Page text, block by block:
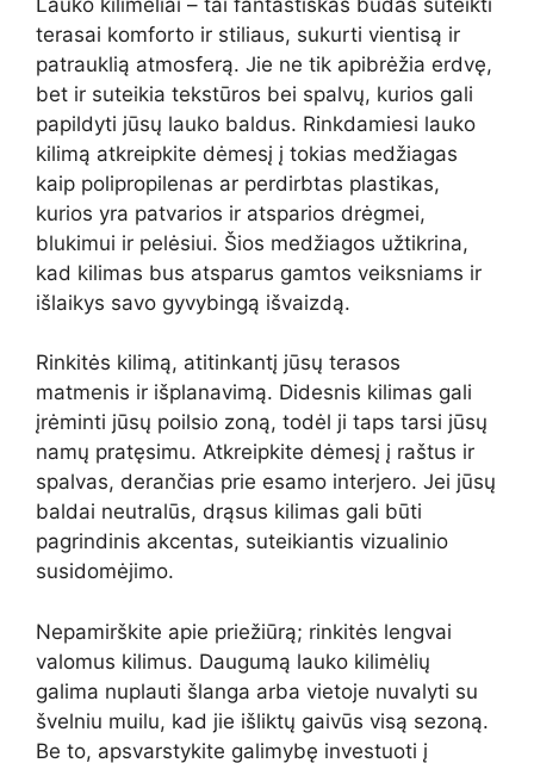
terasai komforto ir stiliaus, sukurti vientisą ir
patrauklią atmosferą. Jie ne tik apibrėžia erdvę,
bet ir suteikia tekstūros bei spalvų, kurios gali
papildyti jūsų lauko baldus. Rinkdamiesi lauko
kilimą atkreipkite dėmesį į tokias medžiagas
kaip polipropilenas ar perdirbtas plastikas,
kurios yra patvarios ir atsparios drėgmei,
blukimui ir pelėsiui. Šios medžiagos užtikrina,
kad kilimas bus atsparus gamtos veiksniams ir
išlaikys savo gyvybingą išvaizdą.
Rinkitės kilimą, atitinkantį jūsų terasos
matmenis ir išplanavimą. Didesnis kilimas gali
įrėminti jūsų poilsio zoną, todėl ji taps tarsi jūsų
namų pratęsimu. Atkreipkite dėmesį į raštus ir
spalvas, derančias prie esamo interjero. Jei jūsų
baldai neutralūs, drąsus kilimas gali būti
pagrindinis akcentas, suteikiantis vizualinio
susidomėjimo.
Nepamirškite apie priežiūrą; rinkitės lengvai
valomus kilimus. Daugumą lauko kilimėlių
galima nuplauti šlanga arba vietoje nuvalyti su
švelniu muilu, kad jie išliktų gaivūs visą sezoną.
Be to, apsvarstykite galimybę investuoti į